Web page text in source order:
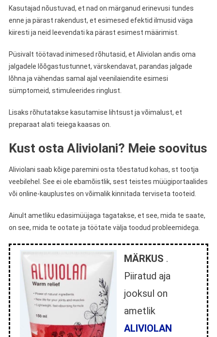
Kasutajad nõustuvad, et nad on märganud erinevusi tundes
enne ja pärast rakendust, et esimesed efektid ilmusid väga
kiiresti ja neid leevendati ka pärast esimest määrimist.
Püsivalt töötavad inimesed rõhutasid, et Aliviolan andis oma
jalgadele lõõgastustunnet, värskendavat, parandas jalgade
lõhna ja vähendas samal ajal veenilaiendite esimesi
sümptomeid, stimuleerides ringlust.
Lisaks rõhutatakse kasutamise lihtsust ja võimalust, et
preparaat alati teiega kaasas on.
Kust osta Aliviolani? Meie soovitus
Aliviolani saab kõige paremini osta tõestatud kohas, st tootja
veebilehel. See ei ole ebamõistlik, sest teistes müügiportaalides
või online-kauplustes on võimalik kinnitada terviseta tooteid.
Ainult ametliku edasimüüjaga tagatakse, et see, mida te saate,
on see, mida te ootate ja töötate välja toodud probleemidega.
MÄRKUS .
Piiratud aja
jooksul on
ametlik
ALIVIOLAN